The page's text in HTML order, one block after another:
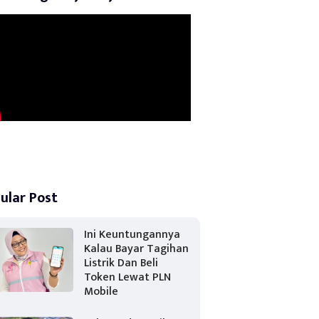
Post
Ini Keuntungannya
Kalau Bayar Tagihan
Listrik Dan Beli
Token Lewat PLN
Mobile